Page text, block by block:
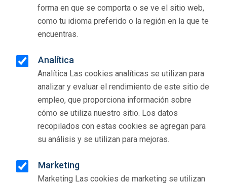
forma en que se comporta o se ve el sitio web,
como tu idioma preferido o la región en la que te
encuentras.
Analítica
Analítica Las cookies analíticas se utilizan para
analizar y evaluar el rendimiento de este sitio de
empleo, que proporciona información sobre
cómo se utiliza nuestro sitio. Los datos
recopilados con estas cookies se agregan para
su análisis y se utilizan para mejoras.
Marketing
Marketing Las cookies de marketing se utilizan